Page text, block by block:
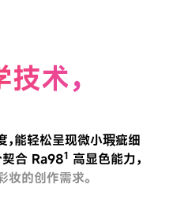
术，
，能轻松呈现微小瑕疵细
合 Ra981 高显色能力，
妆的创作需求。